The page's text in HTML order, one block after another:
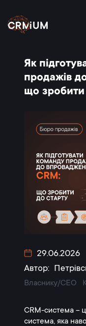
Як
продажів
що зробити
29.06.2026
Автор:
Власнику/CEO
CRM-система –
система, яка